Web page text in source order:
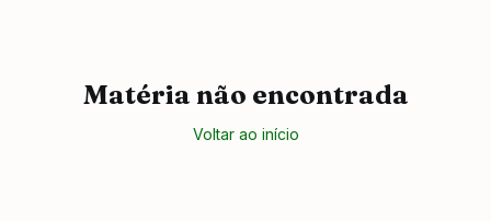
Matéria não encontrada
Voltar ao início